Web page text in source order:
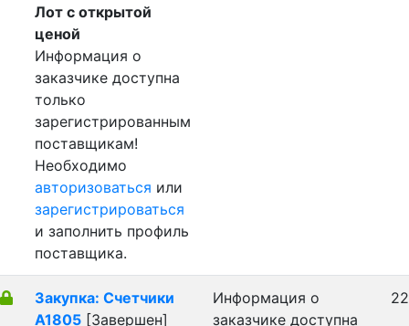
Лот с открытой
ценой
Информация о
заказчике доступна
только
зарегистрированным
поставщикам!
Необходимо
авторизоваться или
зарегистрироваться
и заполнить профиль
поставщика.
Закупка: Счетчики
А1805 [Завершен]
Информация о
заказчике доступна